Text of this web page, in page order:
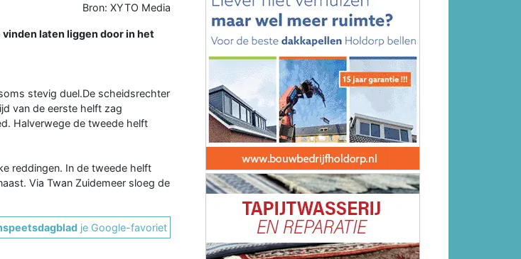
Bron: XYTO Media
laten liggen door in het
stevig duel.De scheidsrechter
van de eerste helft zag
Halverwege de tweede helft
reddingen. In de tweede helft
Via Twan Zuidemeer sloeg de
je Google-favoriet